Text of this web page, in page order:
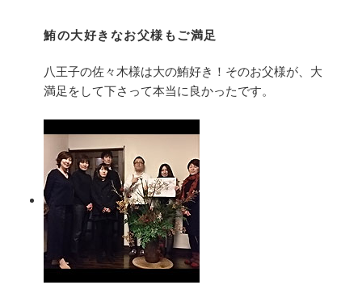
鮪の大好きなお父様もご満足
八王子の佐々木様は大の鮪好き！そのお父様が、大
満足をして下さって本当に良かったです。